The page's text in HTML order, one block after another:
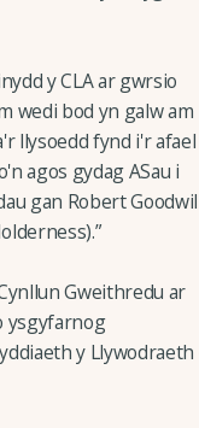
y CLA ar gwrsio
wedi bod yn galw am
llysoedd fynd i'r afael
agos gydag ASau i
gan Robert
Gweithredu ar
ysgyfarnog
y Llywodraeth